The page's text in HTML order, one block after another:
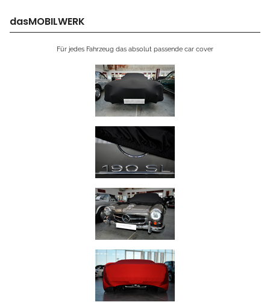
dasMOBILWERK
Für jedes Fahrzeug das absolut passende car cover